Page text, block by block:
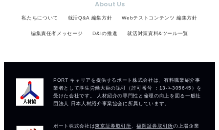
About Us
私たちについて 就活Q&A 編集方針 Webテストコンテンツ 編集方針
編集責任者メッセージ D&Iの推進 就活対策資料&ツール一覧